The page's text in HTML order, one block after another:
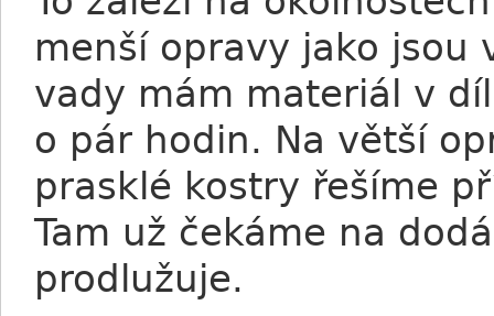
menší opravy jako jsou
vady mám materiál v
o pár hodin. Na větší
prasklé kostry řešíme
Tam už čekáme na
prodlužuje.